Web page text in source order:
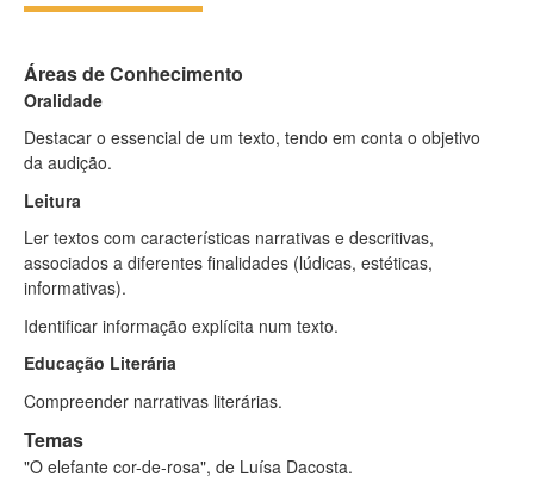
Áreas de Conhecimento
Oralidade
Destacar o essencial de um texto, tendo em conta o objetivo
da audição.
Leitura
Ler textos com características narrativas e descritivas,
associados a diferentes finalidades (lúdicas, estéticas,
informativas).
Identificar informação explícita num texto.
Educação Literária
Compreender narrativas literárias.
Temas
"O elefante cor-de-rosa", de Luísa Dacosta.